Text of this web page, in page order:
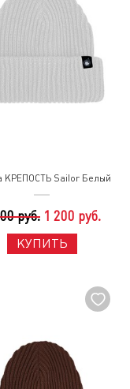
КРЕПОСТЬ Sailor Белый
руб. 1 200 руб.
КУПИТЬ